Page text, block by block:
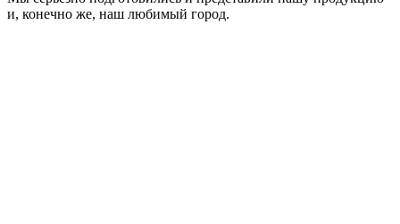
и, конечно же, наш любимый город.